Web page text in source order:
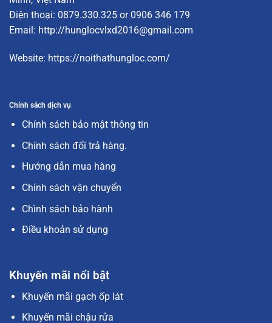
Điện thoại: 0879.330.325 or 0906 346 179
Email: http://hunglocvlxd2016@gmail.com
Website: https://noithathungloc.com/
Chính sách dịch vụ
Chính sách bảo mật thông tin
Chính sách đổi trả hàng.
Hướng dẫn mua hàng
Chính sách vận chuyển
Chình sách bảo hành
Điều khoản sử dụng
Khuyến mãi nổi bật
Khuyến mãi gạch ốp lát
Khuyến mãi chậu rửa